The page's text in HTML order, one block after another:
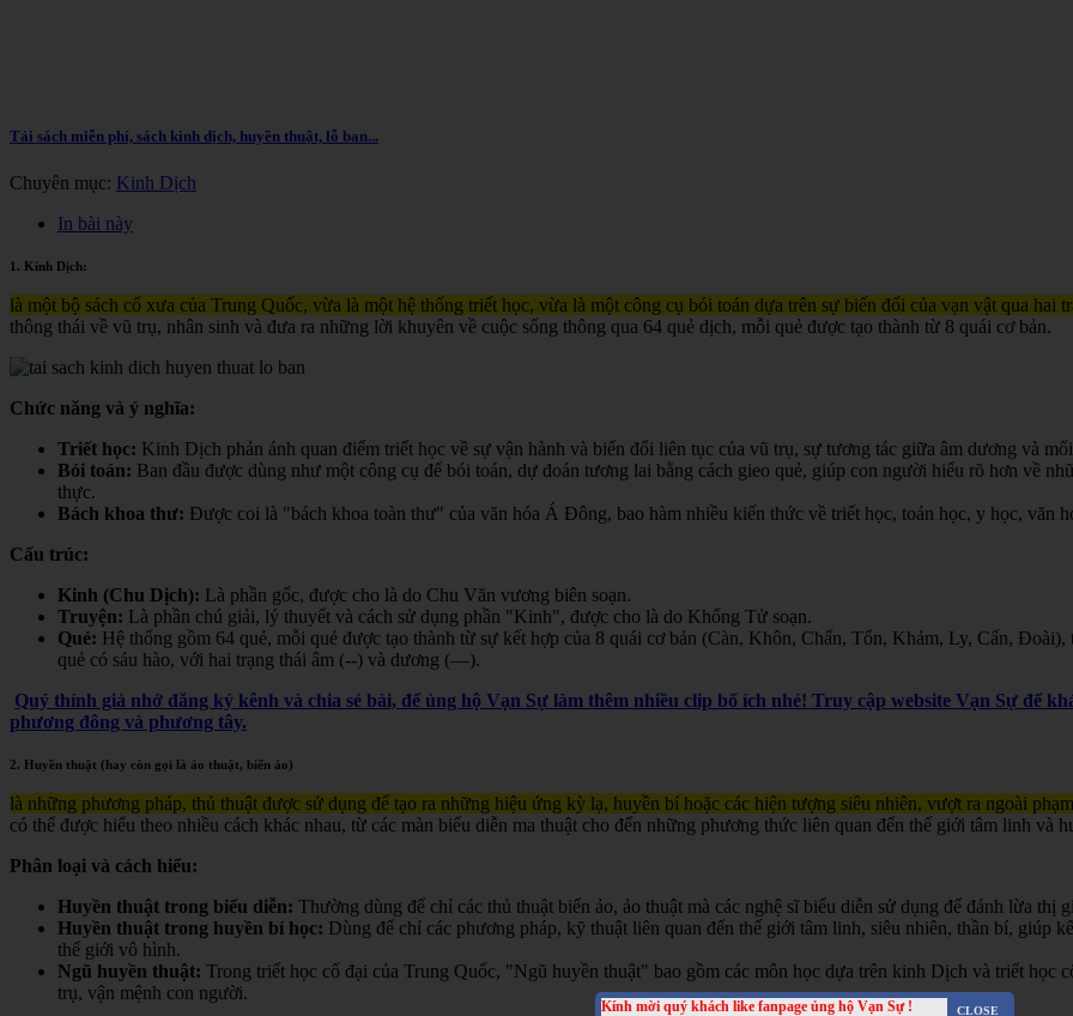
Kính mời quý khách like fanpage ủng hộ Vạn Sự !
Tải sách miễn phí, sách kinh dịch, huyền thuật, lỗ ban...
Chuyên mục: Kinh Dịch
In bài này
1. Kinh Dịch:
là một bộ sách cổ xưa của Trung Quốc, vừa là một hệ thống triết học, vừa là một công cụ bói toán dựa trên sự biến đổi của vạn vật qua hai
thông thái về vũ trụ, nhân sinh và đưa ra những lời khuyên về cuộc sống thông qua 64 quẻ dịch, mỗi quẻ được tạo thành từ 8 quái cơ bản.
Chức năng và ý nghĩa:
Triết học: Kinh Dịch phản ánh quan điểm triết học về sự vận hành và biến đổi liên tục của vũ trụ, sự tương tác giữa âm dương và
Bói toán: Ban đầu được dùng như một công cụ để bói toán, dự đoán tương lai bằng cách gieo quẻ, giúp con người hiểu rõ hơn về
thực.
Bách khoa thư: Được coi là "bách khoa toàn thư" của văn hóa Á Đông, bao hàm nhiều kiến thức về triết học, toán học, y học, văn
Cấu trúc:
Kinh (Chu Dịch): Là phần gốc, được cho là do Chu Văn vương biên soạn.
Truyện: Là phần chú giải, lý thuyết và cách sử dụng phần "Kinh", được cho là do Khổng Tử soạn.
Quẻ: Hệ thống gồm 64 quẻ, mỗi quẻ được tạo thành từ sự kết hợp của 8 quái cơ bản (Càn, Khôn, Chấn, Tốn, Khảm, Ly, Cấn,
quẻ có sáu hào, với hai trạng thái âm (--) và dương (—).
Quý thính giả nhớ đăng ký kênh và chia sẻ bài, để ủng hộ Vạn Sự làm thêm nhiều clip bổ ích nhé! Truy cập website Vạn Sự để
phương đông và phương tây.
2. Huyền thuật (hay còn gọi là ảo thuật, biến ảo)
là những phương pháp, thủ thuật được sử dụng để tạo ra những hiệu ứng kỳ lạ, huyền bí hoặc các hiện tượng siêu nhiên, vượt ra ngoài
có thể được hiểu theo nhiều cách khác nhau, từ các màn biểu diễn ma thuật cho đến những phương thức liên quan đến thế giới tâm linh và
Phân loại và cách hiểu:
Huyền thuật trong biểu diễn: Thường dùng để chỉ các thủ thuật biến ảo, ảo thuật mà các nghệ sĩ biểu diễn sử dụng để đánh lừa thị
Huyền thuật trong huyền bí học: Dùng để chỉ các phương pháp, kỹ thuật liên quan đến thế giới tâm linh, siêu nhiên, thần bí, giúp
thế giới vô hình.
Ngũ huyền thuật: Trong triết học cổ đại của Trung Quốc, "Ngũ huyền thuật" bao gồm các môn học dựa trên kinh Dịch và triết học
trụ, vận mệnh con người.